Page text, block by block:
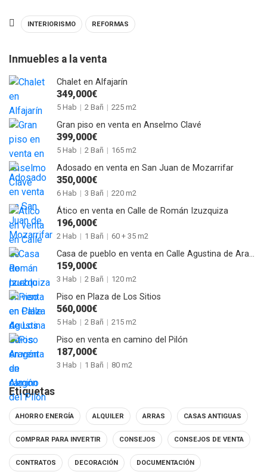
INTERIORISMO REFORMAS
Inmuebles a la venta
Chalet en Alfajarín
349,000€
5 Hab | 2 Bañ | 225 m2
Gran piso en venta en Anselmo Clavé
399,000€
5 Hab | 2 Bañ | 165 m2
Adosado en venta en San Juan de Mozarrifar
350,000€
6 Hab | 3 Bañ | 220 m2
Ático en venta en Calle de Román Izuzquiza
196,000€
2 Hab | 1 Bañ | 60 + 35 m2
Casa de pueblo en venta en Calle Agustina de Aragón de Alagón
159,000€
3 Hab | 2 Bañ | 120 m2
Piso en Plaza de Los Sitios
560,000€
5 Hab | 2 Bañ | 215 m2
Piso en venta en camino del Pilón
187,000€
3 Hab | 1 Bañ | 80 m2
Etiquetas
AHORRO ENERGÍA ALQUILER ARRAS CASAS ANTIGUAS
COMPRAR PARA INVERTIR CONSEJOS CONSEJOS DE VENTA
CONTRATOS DECORACIÓN DOCUMENTACIÓN